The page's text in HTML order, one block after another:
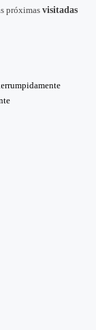
próximas visitadas